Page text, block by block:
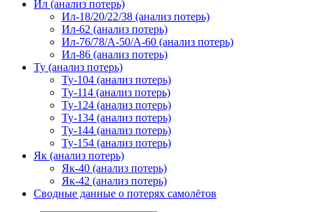
Ил (анализ потерь)
Ил-18/20/22/38 (анализ потерь)
Ил-62 (анализ потерь)
Ил-76/78/А-50/А-60 (анализ потерь)
Ил-86 (анализ потерь)
Ту (анализ потерь)
Ту-104 (анализ потерь)
Ту-114 (анализ потерь)
Ту-124 (анализ потерь)
Ту-134 (анализ потерь)
Ту-144 (анализ потерь)
Ту-154 (анализ потерь)
Як (анализ потерь)
Як-40 (анализ потерь)
Як-42 (анализ потерь)
Сводные данные о потерях самолётов